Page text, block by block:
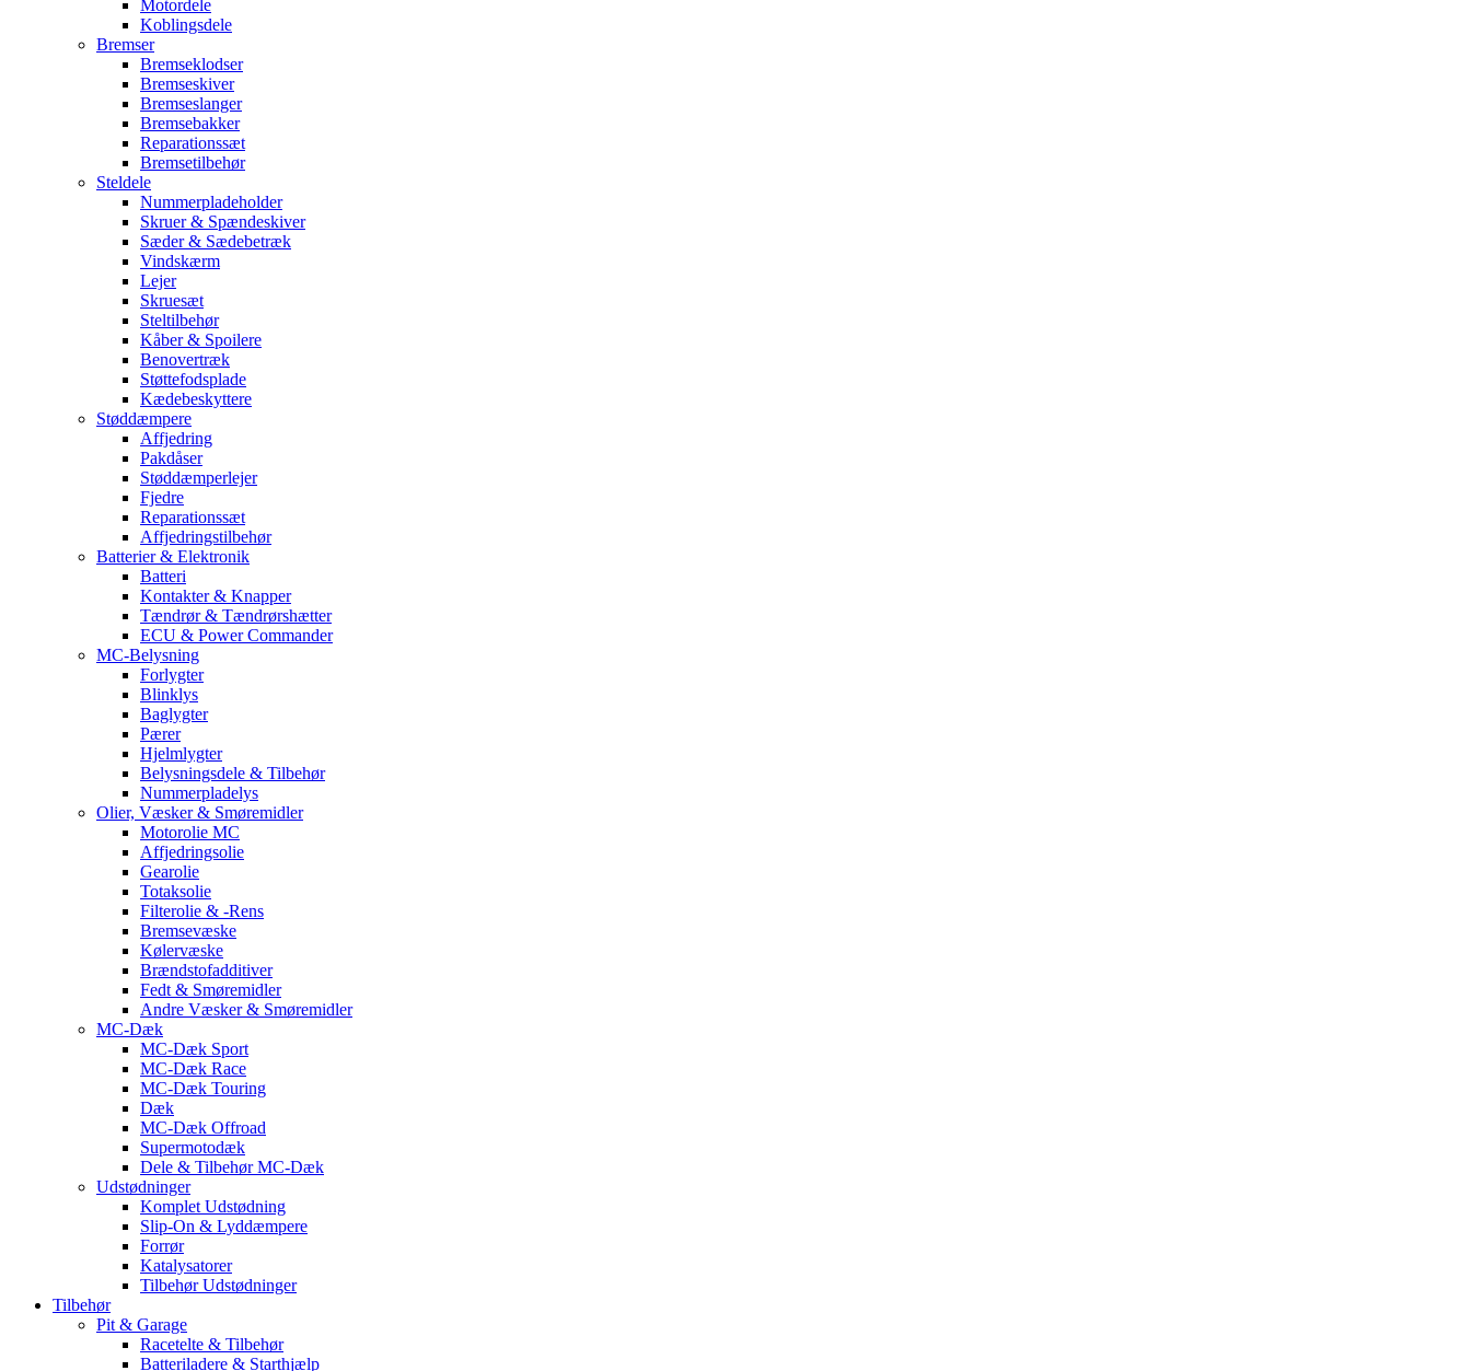
Motordele
Koblingsdele
Bremser
Bremseklodser
Bremseskiver
Bremseslanger
Bremsebakker
Reparationssæt
Bremsetilbehør
Steldele
Nummerpladeholder
Skruer & Spændeskiver
Sæder & Sædebetræk
Vindskærm
Lejer
Skruesæt
Steltilbehør
Kåber & Spoilere
Benovertræk
Støttefodsplade
Kædebeskyttere
Støddæmpere
Affjedring
Pakdåser
Støddæmperlejer
Fjedre
Reparationssæt
Affjedringstilbehør
Batterier & Elektronik
Batteri
Kontakter & Knapper
Tændrør & Tændrørshætter
ECU & Power Commander
MC-Belysning
Forlygter
Blinklys
Baglygter
Pærer
Hjelmlygter
Belysningsdele & Tilbehør
Nummerpladelys
Olier, Væsker & Smøremidler
Motorolie MC
Affjedringsolie
Gearolie
Totaksolie
Filterolie & -Rens
Bremsevæske
Kølervæske
Brændstofadditiver
Fedt & Smøremidler
Andre Væsker & Smøremidler
MC-Dæk
MC-Dæk Sport
MC-Dæk Race
MC-Dæk Touring
Dæk
MC-Dæk Offroad
Supermotodæk
Dele & Tilbehør MC-Dæk
Udstødninger
Komplet Udstødning
Slip-On & Lyddæmpere
Forrør
Katalysatorer
Tilbehør Udstødninger
Tilbehør
Pit & Garage
Racetelte & Tilbehør
Batteriladere & Starthjælp